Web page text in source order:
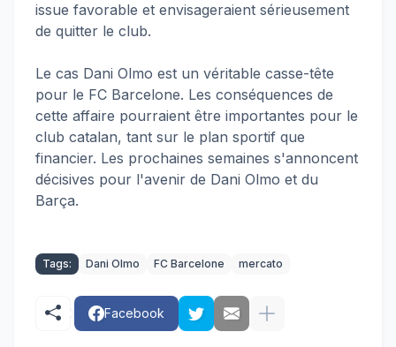
issue favorable et envisageraient sérieusement
de quitter le club.
Le cas Dani Olmo est un véritable casse-tête
pour le FC Barcelone. Les conséquences de
cette affaire pourraient être importantes pour le
club catalan, tant sur le plan sportif que
financier. Les prochaines semaines s'annoncent
décisives pour l'avenir de Dani Olmo et du
Barça.
Tags: Dani Olmo FC Barcelone mercato
Facebook